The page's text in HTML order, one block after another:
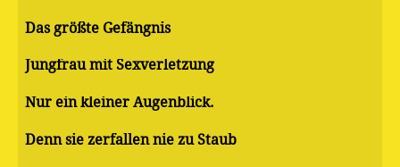
Das größte Gefängnis
Jungfrau mit Sexverletzung
Nur ein kleiner Augenblick.
Denn sie zerfallen nie zu Staub